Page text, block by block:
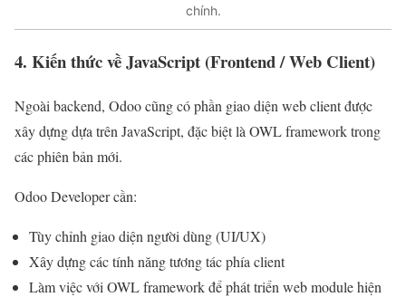
chính.
4. Kiến thức về JavaScript (Frontend / Web Client)
Ngoài backend, Odoo cũng có phần giao diện web client được
xây dựng dựa trên JavaScript, đặc biệt là OWL framework trong
các phiên bản mới.
Odoo Developer cần:
Tùy chỉnh giao diện người dùng (UI/UX)
Xây dựng các tính năng tương tác phía client
Làm việc với OWL framework để phát triển web module hiện